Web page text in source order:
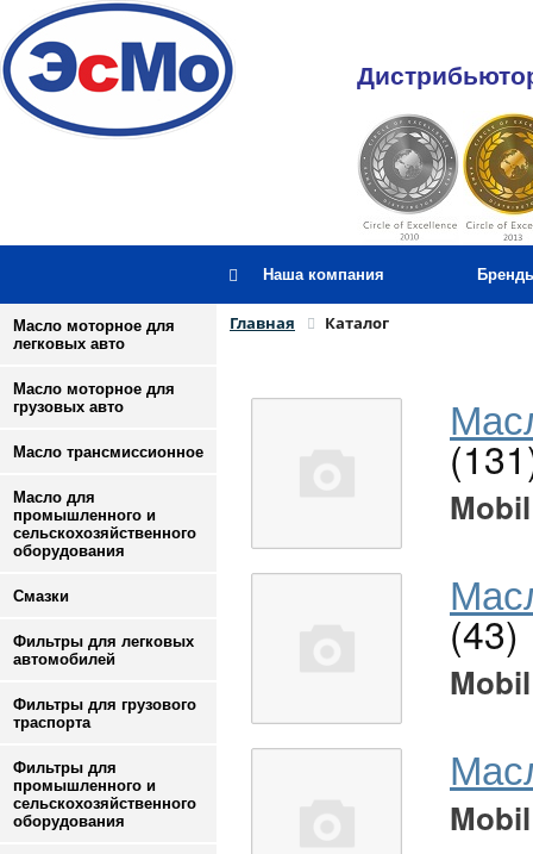
Наша компания
Масло моторное для
легковых авто
Масло моторное для
грузовых авто
Масло трансмиссионное
Масло для
промышленного и
сельскохозяйственного
оборудования
Смазки
Фильтры для легковых
автомобилей
Фильтры для грузового
траспорта
Фильтры для
промышленного и
сельскохозяйственного
оборудования
Главная Каталог
Mobil
(43)
Mobil
Mobil